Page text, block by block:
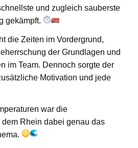
und zugleich sauberste
gekämpft.
die Zeiten im Vordergrund,
der Grundlagen und
im Team. Dennoch sorgte der
Motivation und jede
war die
Rhein dabei genau das